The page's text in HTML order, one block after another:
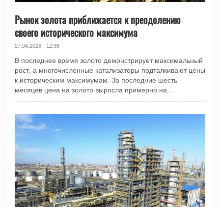
Рынок золота приближается к преодолению
своего исторического максимума
27.04.2023 - 12:38
В последнее время золото демонстрирует максимальный
рост, а многочисленные катализаторы подталкивают цены
к историческим максимумам. За последние шесть
месяцев цена на золото выросла примерно на...